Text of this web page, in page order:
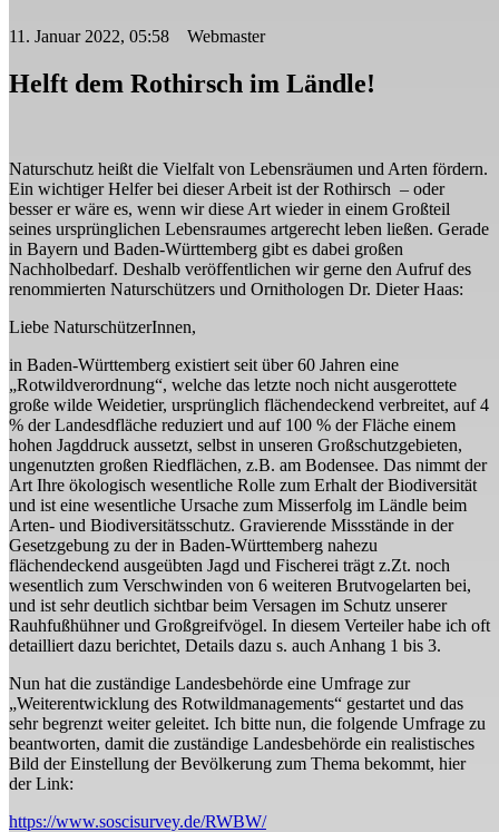
11. Januar 2022, 05:58 Webmaster
Helft dem Rothirsch im Ländle!
Naturschutz heißt die Vielfalt von Lebensräumen und Arten fördern.
Ein wichtiger Helfer bei dieser Arbeit ist der Rothirsch – oder
besser er wäre es, wenn wir diese Art wieder in einem Großteil
seines ursprünglichen Lebensraumes artgerecht leben ließen. Gerade
in Bayern und Baden-Württemberg gibt es dabei großen
Nachholbedarf. Deshalb veröffentlichen wir gerne den Aufruf des
renommierten Naturschützers und Ornithologen Dr. Dieter Haas:
Liebe NaturschützerInnen,
in Baden-Württemberg existiert seit über 60 Jahren eine
„Rotwildverordnung“, welche das letzte noch nicht ausgerottete
große wilde Weidetier, ursprünglich flächendeckend verbreitet, auf 4
% der Landesdfläche reduziert und auf 100 % der Fläche einem
hohen Jagddruck aussetzt, selbst in unseren Großschutzgebieten,
ungenutzten großen Riedflächen, z.B. am Bodensee. Das nimmt der
Art Ihre ökologisch wesentliche Rolle zum Erhalt der Biodiversität
und ist eine wesentliche Ursache zum Misserfolg im Ländle beim
Arten- und Biodiversitätsschutz. Gravierende Missstände in der
Gesetzgebung zu der in Baden-Württemberg nahezu
flächendeckend ausgeübten Jagd und Fischerei trägt z.Zt. noch
wesentlich zum Verschwinden von 6 weiteren Brutvogelarten bei,
und ist sehr deutlich sichtbar beim Versagen im Schutz unserer
Rauhfußhühner und Großgreifvögel. In diesem Verteiler habe ich oft
detailliert dazu berichtet, Details dazu s. auch Anhang 1 bis 3.
Nun hat die zuständige Landesbehörde eine Umfrage zur
„Weiterentwicklung des Rotwildmanagements“ gestartet und das
sehr begrenzt weiter geleitet. Ich bitte nun, die folgende Umfrage zu
beantworten, damit die zuständige Landesbehörde ein realistisches
Bild der Einstellung der Bevölkerung zum Thema bekommt, hier
der Link:
https://www.soscisurvey.de/RWBW/